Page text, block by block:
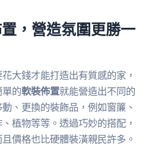
，營造氛圍更勝一
大錢才能打造出有質感的家，
單的軟裝佈置就能營造出不同的
、更換的裝飾品，例如窗簾、
植物等等。透過巧妙的搭配，
價格也比硬體裝潢親民許多。